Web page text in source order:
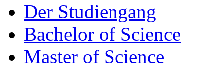
Der Studiengang
Bachelor of Science
Master of Science